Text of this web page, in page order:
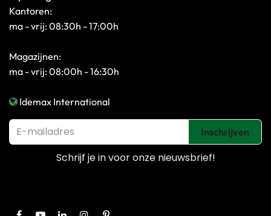
Kantoren:
ma - vrij: 08:30h - 17:00h
Magazijnen:
ma - vrij: 08:00h - 16:30h
Idemax International
Inschrijven
Schrijf je in voor onze nieuwsbrief!